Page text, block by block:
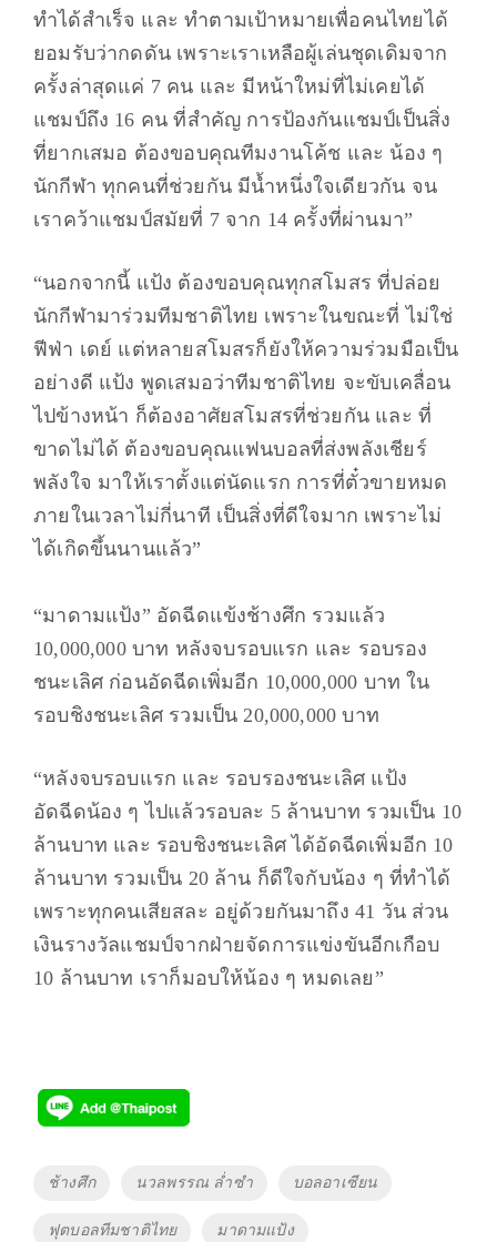
ทำได้สำเร็จ และ ทำตามเป้าหมายเพื่อคนไทยได้
ยอมรับว่ากดดัน เพราะเราเหลือผู้เล่นชุดเดิมจาก
ครั้งล่าสุดแค่ 7 คน และ มีหน้าใหม่ที่ไม่เคยได้
แชมป์ถึง 16 คน ที่สำคัญ การป้องกันแชมป์เป็นสิ่ง
ที่ยากเสมอ ต้องขอบคุณทีมงานโค้ช และ น้อง ๆ
นักกีฬา ทุกคนที่ช่วยกัน มีน้ำหนึ่งใจเดียวกัน จน
เราคว้าแชมป์สมัยที่ 7 จาก 14 ครั้งที่ผ่านมา”
“นอกจากนี้ แป้ง ต้องขอบคุณทุกสโมสร ที่ปล่อย
นักกีฬามาร่วมทีมชาติไทย เพราะในขณะที่ ไม่ใช่
ฟีฟ่า เดย์ แต่หลายสโมสรก็ยังให้ความร่วมมือเป็น
อย่างดี แป้ง พูดเสมอว่าทีมชาติไทย จะขับเคลื่อน
ไปข้างหน้า ก็ต้องอาศัยสโมสรที่ช่วยกัน และ ที่
ขาดไม่ได้ ต้องขอบคุณแฟนบอลที่ส่งพลังเชียร์
พลังใจ มาให้เราตั้งแต่นัดแรก การที่ตั๋วขายหมด
ภายในเวลาไม่กี่นาที เป็นสิ่งที่ดีใจมาก เพราะไม่
ได้เกิดขึ้นนานแล้ว”
“มาดามแป้ง” อัดฉีดแข้งช้างศึก รวมแล้ว
10,000,000 บาท หลังจบรอบแรก และ รอบรอง
ชนะเลิศ ก่อนอัดฉีดเพิ่มอีก 10,000,000 บาท ใน
รอบชิงชนะเลิศ รวมเป็น 20,000,000 บาท
“หลังจบรอบแรก และ รอบรองชนะเลิศ แป้ง
อัดฉีดน้อง ๆ ไปแล้วรอบละ 5 ล้านบาท รวมเป็น 10
ล้านบาท และ รอบชิงชนะเลิศ ได้อัดฉีดเพิ่มอีก 10
ล้านบาท รวมเป็น 20 ล้าน ก็ดีใจกับน้อง ๆ ที่ทำได้
เพราะทุกคนเสียสละ อยู่ด้วยกันมาถึง 41 วัน ส่วน
เงินรางวัลแชมป์จากฝ่ายจัดการแข่งขันอีกเกือบ
10 ล้านบาท เราก็มอบให้น้อง ๆ หมดเลย”
Tags
ช้างศึก นวลพรรณ ล่ำซำ บอลอาเซียน
ฟุตบอลทีมชาติไทย มาดามแป้ง